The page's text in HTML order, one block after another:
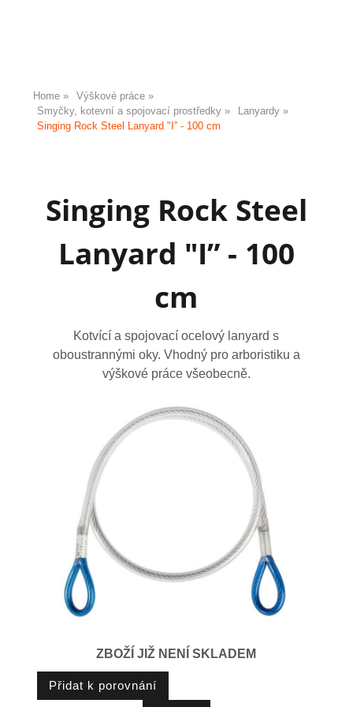
Home
Výškové práce
Smyčky, kotevní a spojovací prostředky
Lanyardy
Singing Rock Steel Lanyard "I” - 100 cm
Singing Rock Steel
Lanyard "I” - 100
cm
Kotvící a spojovací ocelový lanyard s
oboustrannými oky. Vhodný pro arboristiku a
výškové práce všeobecně.